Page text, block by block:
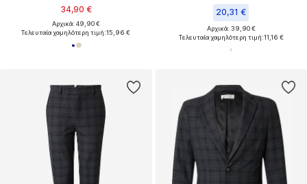
34,90 €
Αρχικά: 49,90 €
Τελευταία χαμηλότερη τιμή:15,96 €
20,31 €
Αρχικά: 39,90 €
Τελευταία χαμηλότερη τιμή:11,16 €